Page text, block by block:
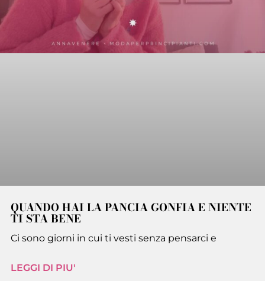
QUANDO HAI LA PANCIA GONFIA E NIENTE
TI STA BENE
Ci sono giorni in cui ti vesti senza pensarci e
LEGGI DI PIU'